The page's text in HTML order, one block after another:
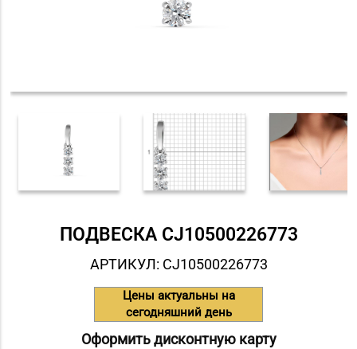
ПОДВЕСКА СJ10500226773
АРТИКУЛ: СJ10500226773
Цены актуальны на
сегодняшний день
Оформить дисконтную карту